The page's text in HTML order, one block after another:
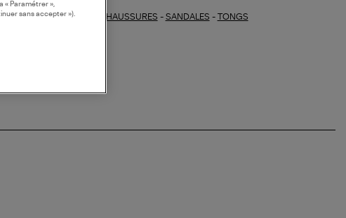
Collections similaires : CHAUSSURES - SANDALES - TONGS
« Paramétrer »,
sans accepter »).